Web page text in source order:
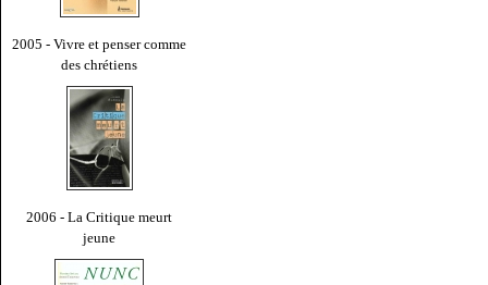
2005 - Vivre et penser comme
des chrétiens
2006 - La Critique meurt
jeune